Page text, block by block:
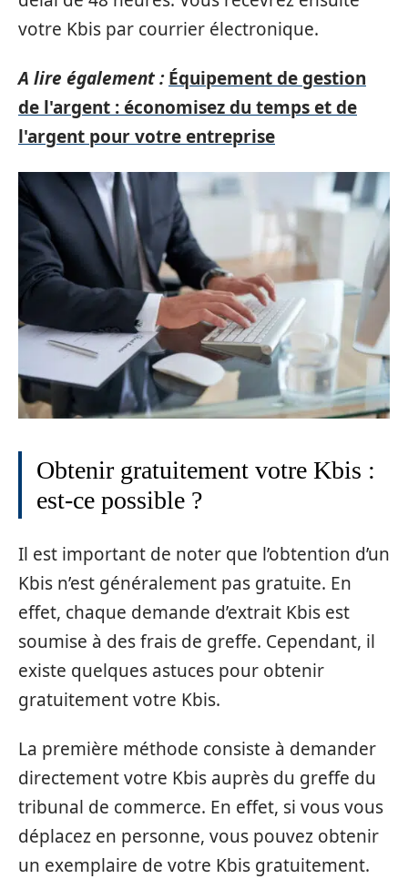
votre Kbis par courrier électronique.
A lire également : Équipement de gestion
de l'argent : économisez du temps et de
l'argent pour votre entreprise
Obtenir gratuitement votre Kbis :
est-ce possible ?
Il est important de noter que l’obtention d’un
Kbis n’est généralement pas gratuite. En
effet, chaque demande d’extrait Kbis est
soumise à des frais de greffe. Cependant, il
existe quelques astuces pour obtenir
gratuitement votre Kbis.
La première méthode consiste à demander
directement votre Kbis auprès du greffe du
tribunal de commerce. En effet, si vous vous
déplacez en personne, vous pouvez obtenir
un exemplaire de votre Kbis gratuitement.